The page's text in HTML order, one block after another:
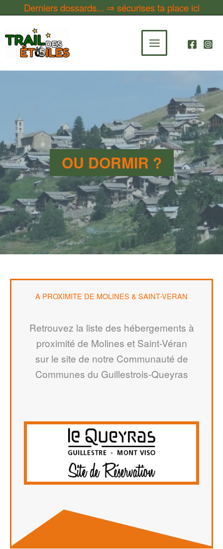
au
Derniers dossards... ⇒ sécurises ta place ici
OU DORMIR ?
A PROXIMITE DE MOLINES & SAINT-VERAN
Retrouvez la liste des hébergements à
proximité de Molines et Saint-Véran
sur le site de notre Communauté de
Communes du Guillestrois-Queyras